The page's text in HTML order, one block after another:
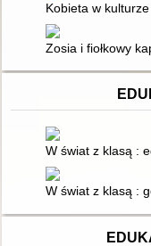
Kobieta w
Zosia i fiołkowy
W świat z klasą :
W świat z klasą :